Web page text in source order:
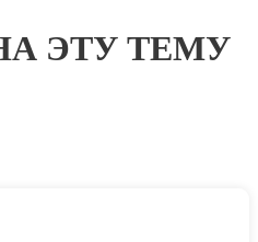
ЭТУ ТЕМУ